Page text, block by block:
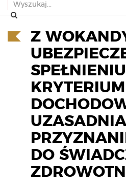
Z
SPEŁNIENIU
KRYTERIUM
UZASADNIA
DO